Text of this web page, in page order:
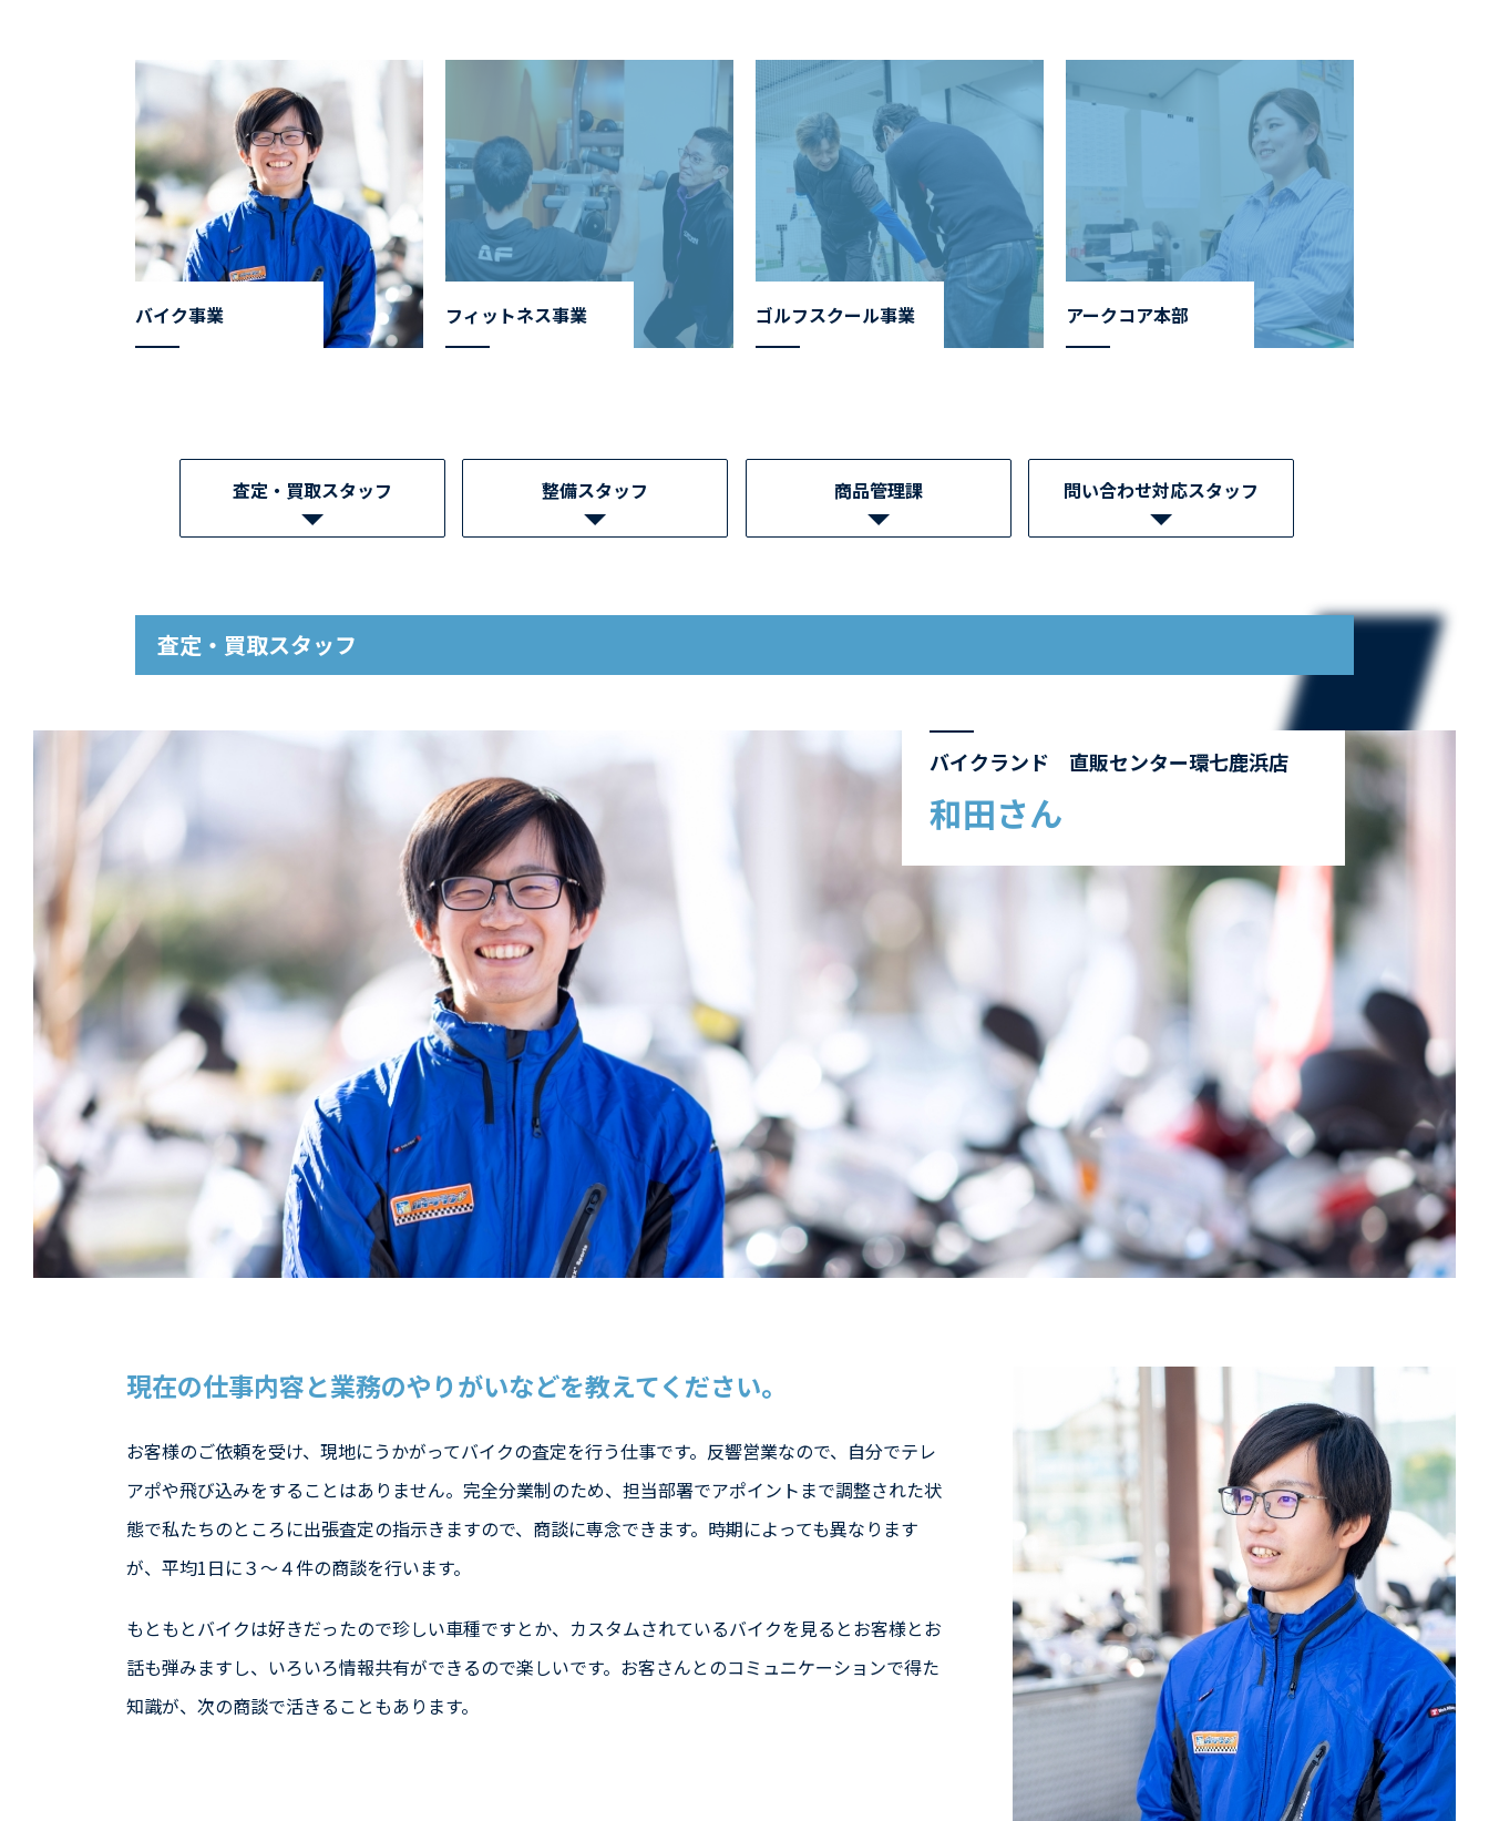
バイク事業 フィットネス事業 ゴルフスクール事業 アークコア本部
査定・買取スタッフ 整備スタッフ 商品管理課 問い合わせ対応スタッフ
査定・買取スタッフ
バイクランド 直販センター環七鹿浜店
和田さん
現在の仕事内容と業務のやりがいなどを教えてください。
お客様のご依頼を受け、現地にうかがってバイクの査定を行う仕事です。反響営業なので、自分でテレ
アポや飛び込みをすることはありません。完全分業制のため、担当部署でアポイントまで調整された状
態で私たちのところに出張査定の指示きますので、商談に専念できます。時期によっても異なります
が、平均1日に３～４件の商談を行います。
もともとバイクは好きだったので珍しい車種ですとか、カスタムされているバイクを見るとお客様とお
話も弾みますし、いろいろ情報共有ができるので楽しいです。お客さんとのコミュニケーションで得た
知識が、次の商談で活きることもあります。